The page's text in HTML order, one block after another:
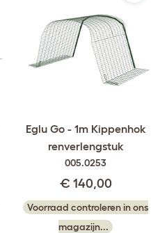
Eglu Go - 1m Kippenhok
renverlengstuk
005.0253
€ 140,00
Voorraad controleren in ons
magazijn...